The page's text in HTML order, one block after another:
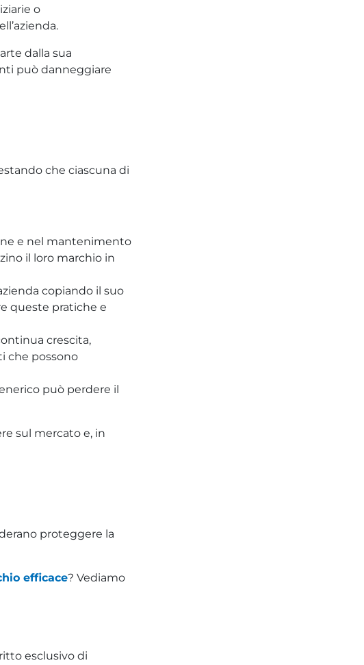
o
dalla sua
può danneggiare
che ciascuna di
e nel mantenimento
il loro marchio in
copiando il suo
queste pratiche e
crescita,
che possono
può perdere il
sul mercato e, in
proteggere la
efficace? Vediamo
esclusivo di